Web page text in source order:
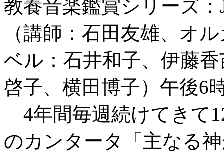
教養音楽鑑賞シリーズ
（講師：石田友雄、オ
ベル：石井和子、伊藤
啓子、横田博子）午後6
4年間毎週続けてきて
のカンタータ「主なる